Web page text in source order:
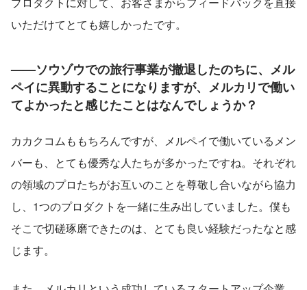
いただけてとても嬉しかったです。
——ソウゾウでの旅行事業が撤退したのちに、メル
ペイに異動することになりますが、メルカリで働い
てよかったと感じたことはなんでしょうか？
カカクコムももちろんですが、メルペイで働いているメン
バーも、とても優秀な人たちが多かったですね。それぞれ
の領域のプロたちがお互いのことを尊敬し合いながら協力
し、1つのプロダクトを一緒に生み出していました。僕も
そこで切磋琢磨できたのは、とても良い経験だったなと感
じます。